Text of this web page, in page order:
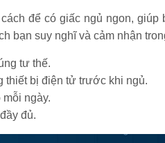
để có giấc ngủ ngon,
bạn suy nghĩ và cảm nhận
tư thế.
thiết bị điện tử trước khi ngủ.
ngày.
đủ.
Đi bộ 30 phút giảm
bao nhiêu calo? 1
nhiêu?
(Tư vấn) Nên tập
thể dục vào lúc nào